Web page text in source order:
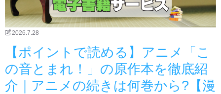
2026.7.28
【ポイントで読める】アニメ「こ
の音とまれ！」の原作本を徹底紹
介｜アニメの続きは何巻から?【漫